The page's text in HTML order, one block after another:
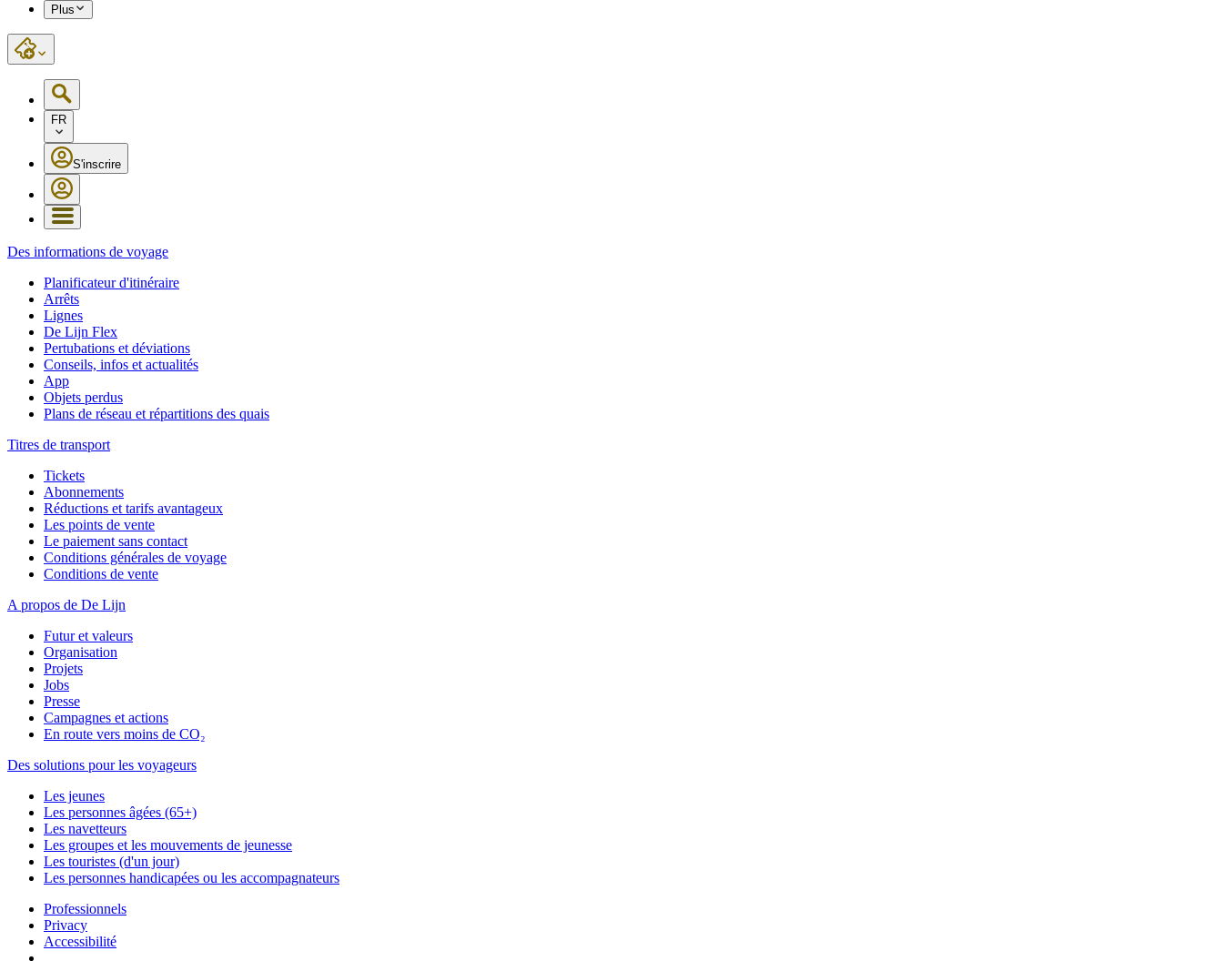
Plus
FR
S'inscrire
Des informations de voyage
Planificateur d'itinéraire
Arrêts
Lignes
De Lijn Flex
Pertubations et déviations
Conseils, infos et actualités
App
Objets perdus
Plans de réseau et répartitions des quais
Titres de transport
Tickets
Abonnements
Réductions et tarifs avantageux
Les points de vente
Le paiement sans contact
Conditions générales de voyage
Conditions de vente
A propos de De Lijn
Futur et valeurs
Organisation
Projets
Jobs
Presse
Campagnes et actions
En route vers moins de CO₂
Des solutions pour les voyageurs
Les jeunes
Les personnes âgées (65+)
Les navetteurs
Les groupes et les mouvements de jeunesse
Les touristes (d'un jour)
Les personnes handicapées ou les accompagnateurs
Professionnels
Privacy
Accessibilité